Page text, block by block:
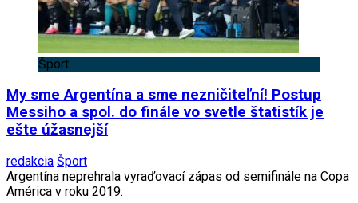
Šport
My sme Argentína a sme nezničiteľní! Postup
Messiho a spol. do finále vo svetle štatistík je
ešte úžasnejší
redakcia Šport
Argentína neprehrala vyraďovací zápas od semifinále na Copa
América v roku 2019.